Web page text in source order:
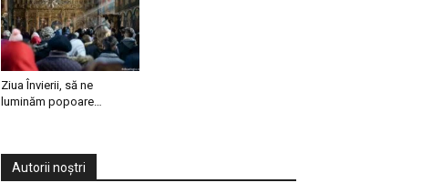
Ziua Învierii, să ne
luminăm popoare…
Autorii noștri